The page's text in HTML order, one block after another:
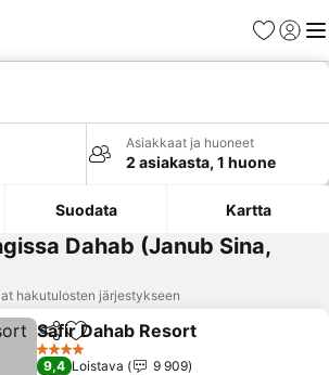
Suosikit
Asiakkaat ja huoneet
2 asiakasta, 1 huone
Suodata Kartta
Dahab (Janub Sina,
hakutulosten järjestykseen
Jaa Lisää suosikkeihin
Safir Dahab Resort
4 Tähtiluokitus
9,4 Loistava
9 909